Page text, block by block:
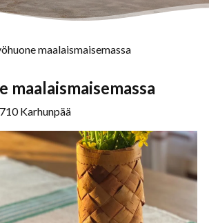
maalaismaisemassa
maalaismaisemassa
Karhunpää